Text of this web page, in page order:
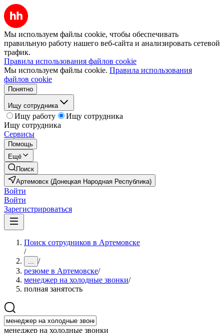
Мы используем файлы cookie, чтобы обеспечивать
правильную работу нашего веб-сайта и анализировать сетевой
трафик.
Правила использования файлов cookie
Мы используем файлы cookie. Правила использования
файлов cookie
Понятно
Ищу сотрудника
Ищу работу
Ищу сотрудника
Ищу сотрудника
Сервисы
Помощь
Ещё
Поиск
Артемовск (Донецкая Народная Республика)
Войти
Войти
Зарегистрироваться
Поиск сотрудников в Артемовске
/
... /
резюме в Артемовске/
менеджер на холодные звонки/
полная занятость
менеджер на холодные звонки